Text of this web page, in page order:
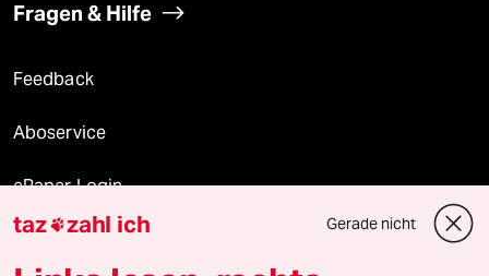
Fragen & Hilfe
Feedback
Aboservice
ePaper Login
Downloads für Abonnierende
taz zahl ich Gerade nicht